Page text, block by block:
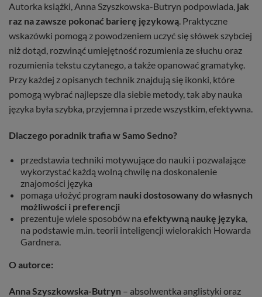
Autorka książki, Anna Szyszkowska-Butryn podpowiada, jak
raz na zawsze pokonać barierę językową. Praktyczne
wskazówki pomogą z powodzeniem uczyć się słówek szybciej
niż dotąd, rozwinąć umiejętność rozumienia ze słuchu oraz
rozumienia tekstu czytanego, a także opanować gramatykę.
Przy każdej z opisanych technik znajdują się ikonki, które
pomogą wybrać najlepsze dla siebie metody, tak aby nauka
języka była szybka, przyjemna i przede wszystkim, efektywna.
Dlaczego poradnik trafia w Samo Sedno?
przedstawia techniki motywujące do nauki i pozwalające
wykorzystać każdą wolną chwilę na doskonalenie
znajomości języka
pomaga ułożyć program nauki dostosowany do własnych
możliwości i preferencji
prezentuje wiele sposobów na efektywną naukę języka,
na podstawie m.in. teorii inteligencji wielorakich Howarda
Gardnera.
O autorce:
Anna Szyszkowska-Butryn – absolwentka anglistyki oraz